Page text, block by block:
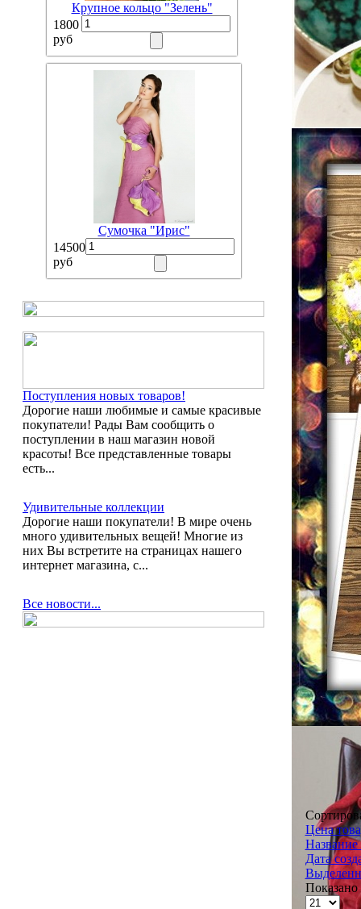
Крупное кольцо "Зелень"
1800
руб
Сумочка "Ирис"
14500
руб
Поступления новых товаров!
Дорогие наши любимые и самые красивые
покупатели! Рады Вам сообщить о
поступлении в наш магазин новой
красоты! Все представленные товары
есть...
Удивительные коллекции
Дорогие наши покупатели! В мире очень
много удивительных вещей! Многие из
них Вы встретите на страницах нашего
интернет магазина, с...
Все новости...
Цена
Название
Дата
Показано